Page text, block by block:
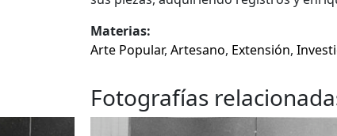
Materias:
Arte Popular, Artesano, Extensión,
Fotografías